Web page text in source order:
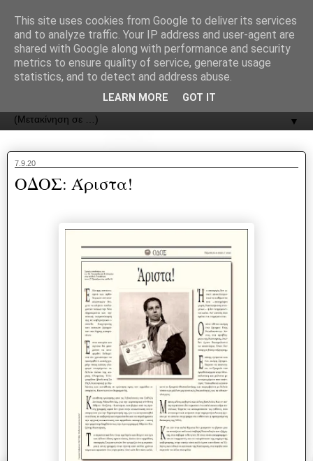
ΟΔΟΣ
▼
7.9.20
ΟΔΟΣ: Άριστα!
This site uses cookies from Google to deliver its services
and to analyze traffic. Your IP address and user-agent are
shared with Google along with performance and security
metrics to ensure quality of service, generate usage
statistics, and to detect and address abuse.
LEARN MORE GOT IT